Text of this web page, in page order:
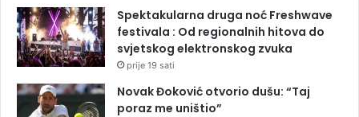
Spektakularna druga noć Freshwave
festivala : Od regionalnih hitova do
svjetskog elektronskog zvuka
prije 19 sati
Novak Đoković otvorio dušu: “Taj
poraz me uništio”